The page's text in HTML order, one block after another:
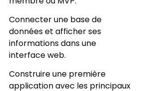
Connecter une base de
données et afficher ses
informations dans une
interface web.
Construire une première
application avec les principaux